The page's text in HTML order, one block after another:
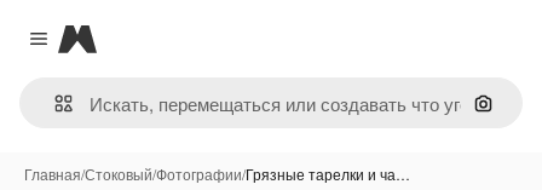
Close menu
Magnific
Поиск
Главная/Стоковый/Фотографии/Грязные тарелки и ча…